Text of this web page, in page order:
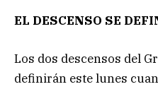
EL DESCENSO SE
Los dos descensos del
definirán este lunes